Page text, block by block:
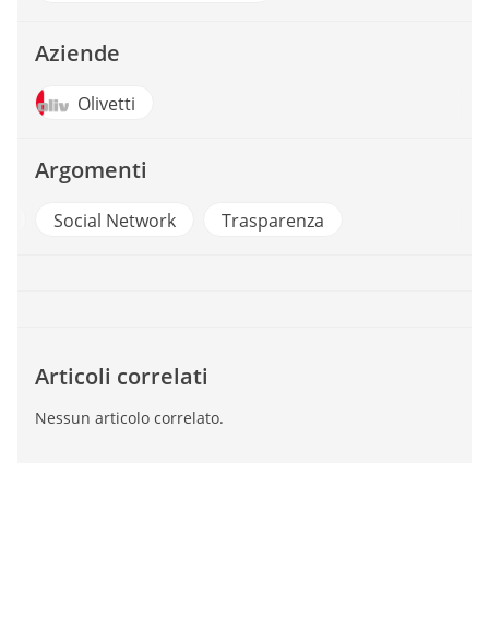
Aziende
Olivetti
Argomenti
Social Network Trasparenza
Articoli correlati
Nessun articolo correlato.